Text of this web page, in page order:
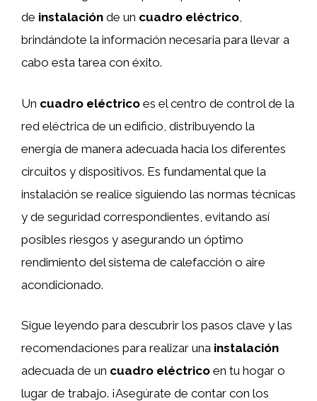
de instalación de un cuadro eléctrico,
brindándote la información necesaria para llevar a
cabo esta tarea con éxito.
Un cuadro eléctrico es el centro de control de la
red eléctrica de un edificio, distribuyendo la
energía de manera adecuada hacia los diferentes
circuitos y dispositivos. Es fundamental que la
instalación se realice siguiendo las normas técnicas
y de seguridad correspondientes, evitando así
posibles riesgos y asegurando un óptimo
rendimiento del sistema de calefacción o aire
acondicionado.
Sigue leyendo para descubrir los pasos clave y las
recomendaciones para realizar una instalación
adecuada de un cuadro eléctrico en tu hogar o
lugar de trabajo. ¡Asegúrate de contar con los